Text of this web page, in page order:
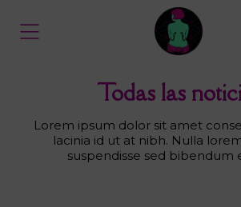
Todas las
Lorem ipsum dolor sit amet
lacinia id ut at nibh. Nulla
suspendisse sed bibendum